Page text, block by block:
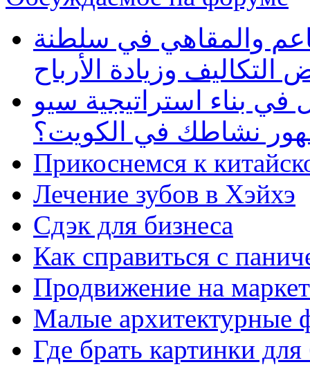
والمقاهي في سلطنة
وزيادة الأرباح
بناء استراتيجية سيو
نشاطك في الكويت؟
Прикоснемся к
Лечение зубов в Хэйхэ
Сдэк для бизнеса
Как справиться с
Продвижение на
Малые архитектурные
Где брать картинки